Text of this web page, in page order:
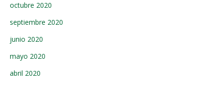
octubre 2020
septiembre 2020
junio 2020
mayo 2020
abril 2020